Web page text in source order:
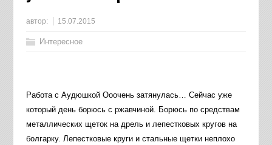
автор: 15.07.2015
Интересное
Работа с Аудюшкой Ооочень затянулась… Сейчас уже
который день борюсь с ржавчиной. Борюсь по средствам
металлических щеток на дрель и лепестковых кругов на
болгарку. Лепестковые круги и стальные щетки неплохо